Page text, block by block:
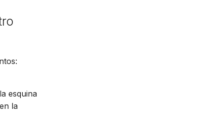
esquina
la